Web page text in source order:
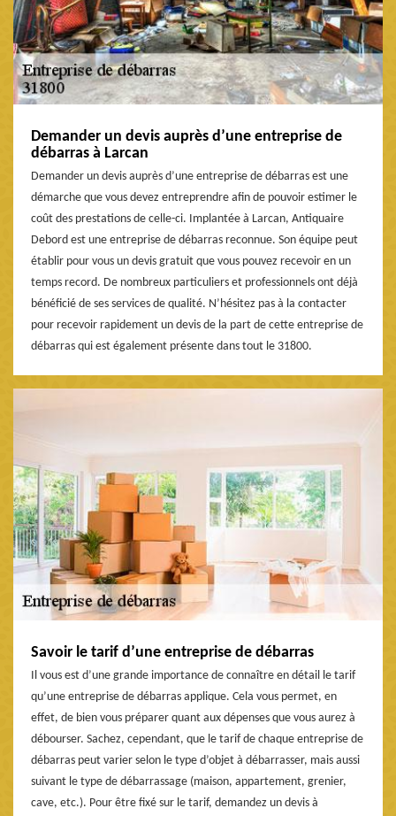
Demander un devis auprès d’une entreprise de
débarras à Larcan
Demander un devis auprès d’une entreprise de débarras est une
démarche que vous devez entreprendre afin de pouvoir estimer le
coût des prestations de celle-ci. Implantée à Larcan, Antiquaire
Debord est une entreprise de débarras reconnue. Son équipe peut
établir pour vous un devis gratuit que vous pouvez recevoir en un
temps record. De nombreux particuliers et professionnels ont déjà
bénéficié de ses services de qualité. N’hésitez pas à la contacter
pour recevoir rapidement un devis de la part de cette entreprise de
débarras qui est également présente dans tout le 31800.
Savoir le tarif d’une entreprise de débarras
Il vous est d’une grande importance de connaître en détail le tarif
qu’une entreprise de débarras applique. Cela vous permet, en
effet, de bien vous préparer quant aux dépenses que vous aurez à
débourser. Sachez, cependant, que le tarif de chaque entreprise de
débarras peut varier selon le type d’objet à débarrasser, mais aussi
suivant le type de débarrassage (maison, appartement, grenier,
cave, etc.). Pour être fixé sur le tarif, demandez un devis à